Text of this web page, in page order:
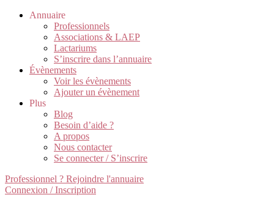
Annuaire
Professionnels
Associations & LAEP
Lactariums
S’inscrire dans l’annuaire
Évènements
Voir les évènements
Ajouter un évènement
Plus
Blog
Besoin d’aide ?
A propos
Nous contacter
Se connecter / S’inscrire
Professionnel ? Rejoindre l'annuaire
Connexion / Inscription